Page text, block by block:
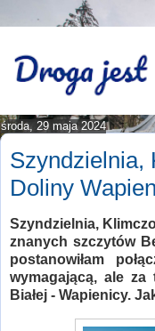
środa, 29 maja 2024
Szyndzielnia,
Doliny
Szyndzielnia,
znanych szczytów
postanowiłam
wymagającą, ale
Białej - Wapienicy.